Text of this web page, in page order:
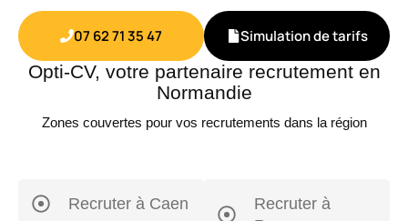
07 62 71 35 47 Simulation de tarifs
Opti-CV, votre partenaire recrutement en
Normandie
Zones couvertes pour vos recrutements dans la région
Recruter à Caen
Recruter à